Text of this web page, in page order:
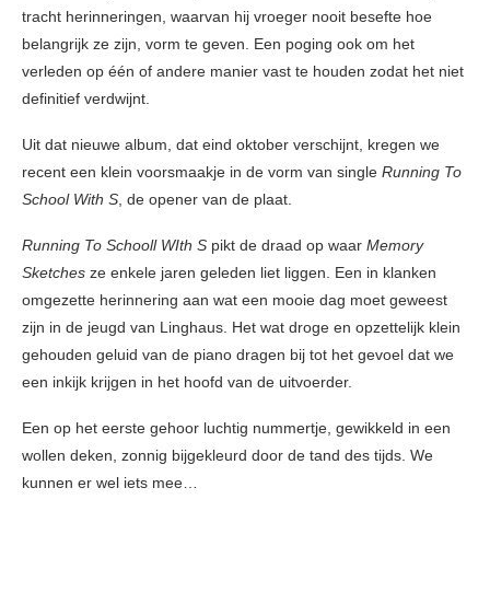
tracht herinneringen, waarvan hij vroeger nooit besefte hoe
belangrijk ze zijn, vorm te geven. Een poging ook om het
verleden op één of andere manier vast te houden zodat het niet
definitief verdwijnt.
Uit dat nieuwe album, dat eind oktober verschijnt, kregen we
recent een klein voorsmaakje in de vorm van single Running To
School With S, de opener van de plaat.
Running To Schooll WIth S pikt de draad op waar Memory
Sketches ze enkele jaren geleden liet liggen. Een in klanken
omgezette herinnering aan wat een mooie dag moet geweest
zijn in de jeugd van Linghaus. Het wat droge en opzettelijk klein
gehouden geluid van de piano dragen bij tot het gevoel dat we
een inkijk krijgen in het hoofd van de uitvoerder.
Een op het eerste gehoor luchtig nummertje, gewikkeld in een
wollen deken, zonnig bijgekleurd door de tand des tijds. We
kunnen er wel iets mee…